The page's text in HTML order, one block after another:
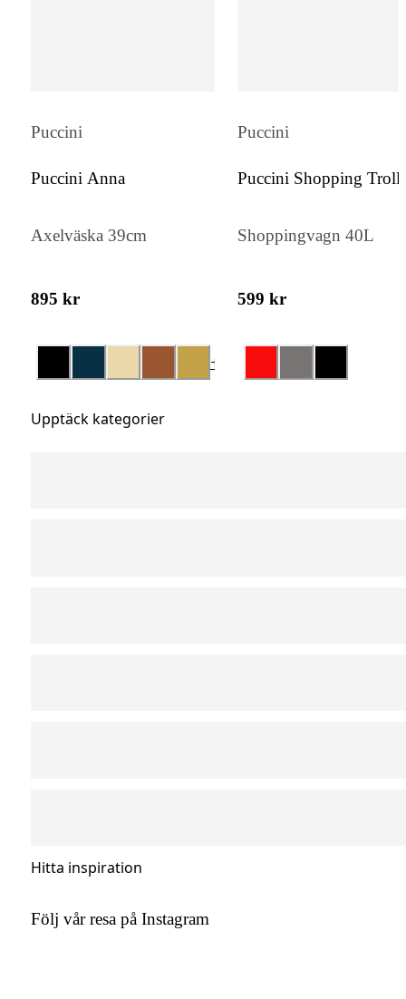
Puccini
Puccini Anna
Axelväska 39cm
895 kr
+
Puccini
Puccini Shopping
Shoppingvagn 40L
599 kr
Upptäck kategorier
Hitta inspiration
Följ vår resa på Instagram